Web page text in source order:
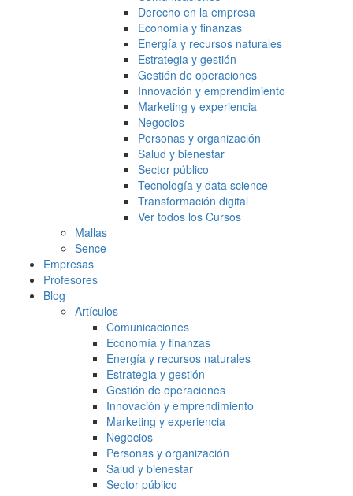
Derecho en la empresa
Economía y finanzas
Energía y recursos naturales
Estrategia y gestión
Gestión de operaciones
Innovación y emprendimiento
Marketing y experiencia
Negocios
Personas y organización
Salud y bienestar
Sector público
Tecnología y data science
Transformación digital
Ver todos los Cursos
Mallas
Sence
Empresas
Profesores
Blog
Artículos
Comunicaciones
Economía y finanzas
Energía y recursos naturales
Estrategia y gestión
Gestión de operaciones
Innovación y emprendimiento
Marketing y experiencia
Negocios
Personas y organización
Salud y bienestar
Sector público